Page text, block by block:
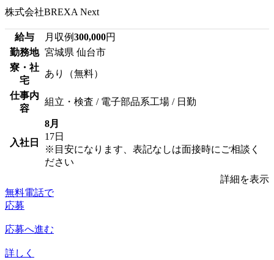
株式会社BREXA Next
給与 月収例300,000円
勤務地 宮城県 仙台市
寮・社
宅
あり（無料）
仕事内
容
組立・検査 / 電子部品系工場 / 日勤
入社日
8月
17日
※目安になります、表記なしは面接時にご相談く
ださい
詳細を表示
無料電話で
応募
応募へ進む
詳しく